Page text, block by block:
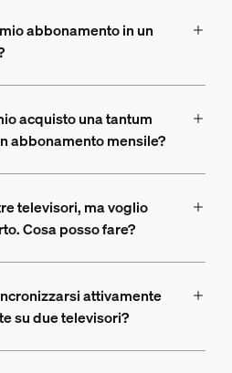
abbonamento in un
acquisto una tantum
abbonamento mensile?
televisori, ma voglio
Cosa posso fare?
attivamente
su due televisori?